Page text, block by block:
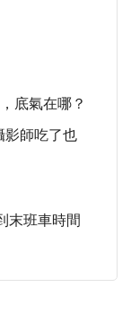
底氣在哪？
影師吃了也
末班車時間